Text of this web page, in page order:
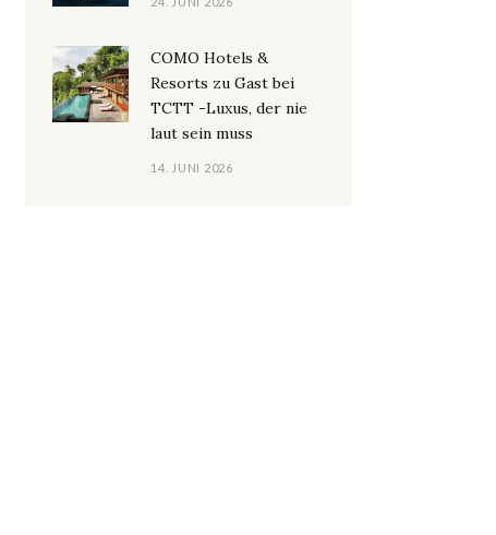
COMO Hotels &
Resorts zu Gast bei
TCTT -Luxus, der nie
laut sein muss
14. JUNI 2026